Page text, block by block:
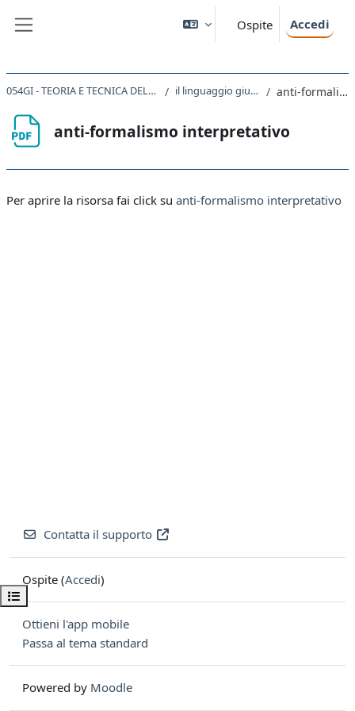
Ospite Accedi
Apri indice del corso
054GI - TEORIA E TECNICA DELLA NORMAZIONE E DELL'INTERPRETAZIONE 2020 il linguaggio giuridico e l'interpretazione anti-formalismo interpretativo
anti-formalismo interpretativo
Per aprire la risorsa fai click su anti-formalismo interpretativo
Contatta il supporto
Ospite (Accedi)
Ottieni l'app mobile
Passa al tema standard
Powered by Moodle